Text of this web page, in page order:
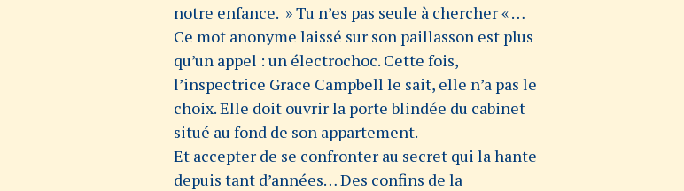
notre enfance. » Tu n’es pas seule à chercher « …
Ce mot anonyme laissé sur son paillasson est plus
qu’un appel : un électrochoc. Cette fois,
l’inspectrice Grace Campbell le sait, elle n’a pas le
choix. Elle doit ouvrir la porte blindée du cabinet
situé au fond de son appartement.
Et accepter de se confronter au secret qui la hante
depuis tant d’années… Des confins de la